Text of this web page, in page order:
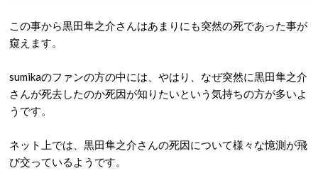
この事から黒田隼之介さんはあまりにも突然の死であった事が
窺えます。
sumikaのファンの方の中には、やはり、なぜ突然に黒田隼之介
さんが死去したのか死因が知りたいという気持ちの方が多いよ
うです。
ネット上では、黒田隼之介さんの死因について様々な憶測が飛
び交っているようです。